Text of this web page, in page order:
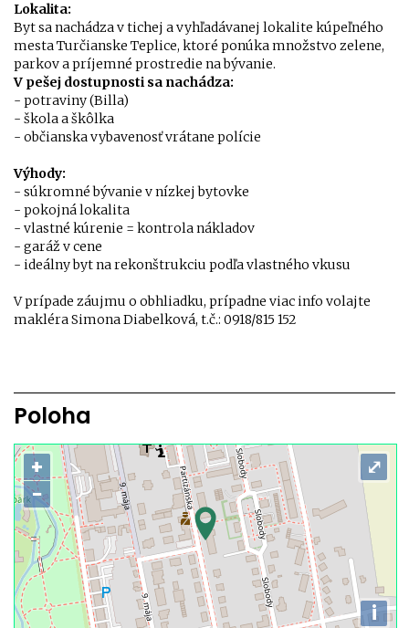
Lokalita:
Byt sa nachádza v tichej a vyhľadávanej lokalite kúpeľného
mesta Turčianske Teplice, ktoré ponúka množstvo zelene,
parkov a príjemné prostredie na bývanie.
V pešej dostupnosti sa nachádza:
- potraviny (Billa)
- škola a škôlka
- občianska vybavenosť vrátane polície
Výhody:
- súkromné bývanie v nízkej bytovke
- pokojná lokalita
- vlastné kúrenie = kontrola nákladov
- garáž v cene
- ideálny byt na rekonštrukciu podľa vlastného vkusu
V prípade záujmu o obhliadku, prípadne viac info volajte
makléra Simona Diabelková, t.č.: 0918/815 152
Poloha
+
−
i
⤢